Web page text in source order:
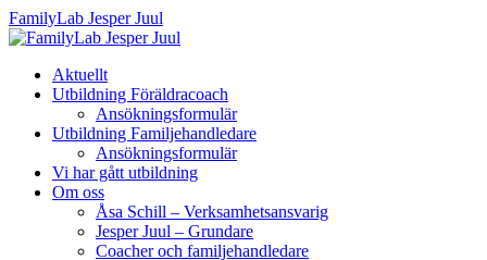
FamilyLab Jesper Juul
Aktuellt
Utbildning Föräldracoach
Ansökningsformulär
Utbildning Familjehandledare
Ansökningsformulär
Vi har gått utbildning
Om oss
Åsa Schill – Verksamhetsansvarig
Jesper Juul – Grundare
Coacher och familjehandledare